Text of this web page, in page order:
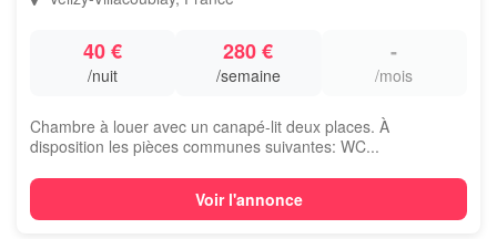
40 €
/nuit
280 €
/semaine
-
/mois
Chambre à louer avec un canapé-lit deux places. À
disposition les pièces communes suivantes: WC...
Voir l'annonce